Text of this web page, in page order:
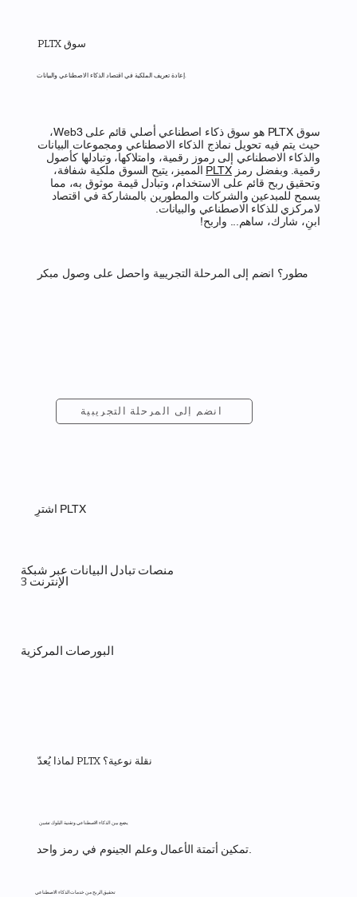
PLTX سوق
إعادة تعريف الملكية في اقتصاد الذكاء الاصطناعي والبيانات.
سوق PLTX هو سوق ذكاء اصطناعي أصلي قائم على Web3،
حيث يتم فيه تحويل نماذج الذكاء الاصطناعي ومجموعات البيانات
والذكاء الاصطناعي إلى رموز رقمية، وامتلاكها، وتبادلها كأصول
رقمية. وبفضل رمزPLTX المميز، يتيح السوق ملكية شفافة،
وتحقيق ربح قائم على الاستخدام، وتبادل قيمة موثوق به، مما
يسمح للمبدعين والشركات والمطورين بالمشاركة في اقتصاد
لامركزي للذكاء الاصطناعي والبيانات.
ابنِ، شارك، ساهم... واربح!
مطور؟ انضم إلى المرحلة التجريبية واحصل على وصول مبكر
انضم إلى المرحلة التجريبية
اشترِ PLTX
منصات تبادل البيانات عبر شبكة
الإنترنت 3
البورصات المركزية
لماذا يُعدّ PLTX نقلة نوعية؟
يجمع بين الذكاء الاصطناعي وتقنية البلوك تشين
تمكين أتمتة الأعمال وعلم الجينوم في رمز واحد.
تحقيق الربح من خدمات الذكاء الاصطناعي